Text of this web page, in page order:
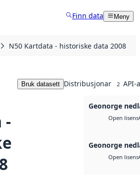
Finn data Meny
N50 Kartdata - historiske data 2008
-
Bruk datasett Distribusjonar 2 API-
Geonorge
Open lisens
Geonorge
Open lisens